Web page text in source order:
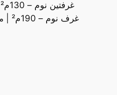
غرفتين نوم – 130م² | من 7 مليون جنيه
3 غرف نوم – 190م² | من 11 مليون جنيه